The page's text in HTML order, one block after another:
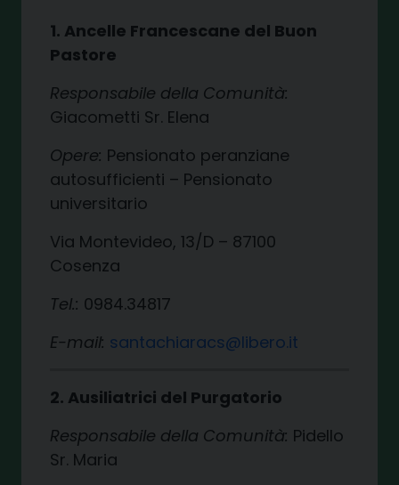
1. Ancelle Francescane del Buon
Pastore
Responsabile della Comunità:
Giacometti Sr. Elena
Opere: Pensionato peranziane
autosufficienti – Pensionato
universitario
Via Montevideo, 13/D – 87100
Cosenza
Tel.: 0984.34817
E-mail: santachiaracs@libero.it
2. Ausiliatrici del Purgatorio
Responsabile della Comunità: Pidello
Sr. Maria